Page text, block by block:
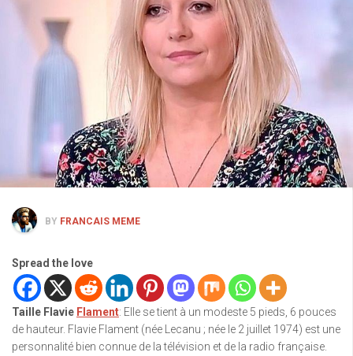
BY FRANCAIS MEME
Spread the love
Taille Flavie Flament: Elle se tient à un modeste 5 pieds, 6 pouces
de hauteur. Flavie Flament (née Lecanu ; née le 2 juillet 1974) est une
personnalité bien connue de la télévision et de la radio française.